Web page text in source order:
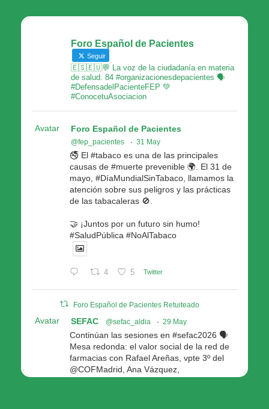
Foro Español de Pacientes
Seguir
🇪🇸🇪🇺💬 La voz de la ciudadanía en materia
de salud. 84 #organizacionesdepacientes 🗣
#DefensadelPacienteFEP 💚
#ConocetuAsociacion
Avatar Foro Español de Pacientes
@fep_pacientes · 31 May
🚭 El #tabaco es una de las principales
causas de #muerte prevenible 🌍. El 31 de
mayo, #DíaMundialSinTabaco, llamamos la
atención sobre sus peligros y las prácticas
de las tabacaleras 🚫.
🤝 ¡Juntos por un futuro sin humo!
#SaludPública #NoAlTabaco
4 5 Twitter
Foro Español de Pacientes Retuiteado
Avatar SEFAC @sefac_aldia · 29 May
Continúan las sesiones en #sefac2026 🗣️
Mesa redonda: el valor social de la red de
farmacias con Rafael Areñas, vpte 3º del
@COFMadrid, Ana Vázquez,